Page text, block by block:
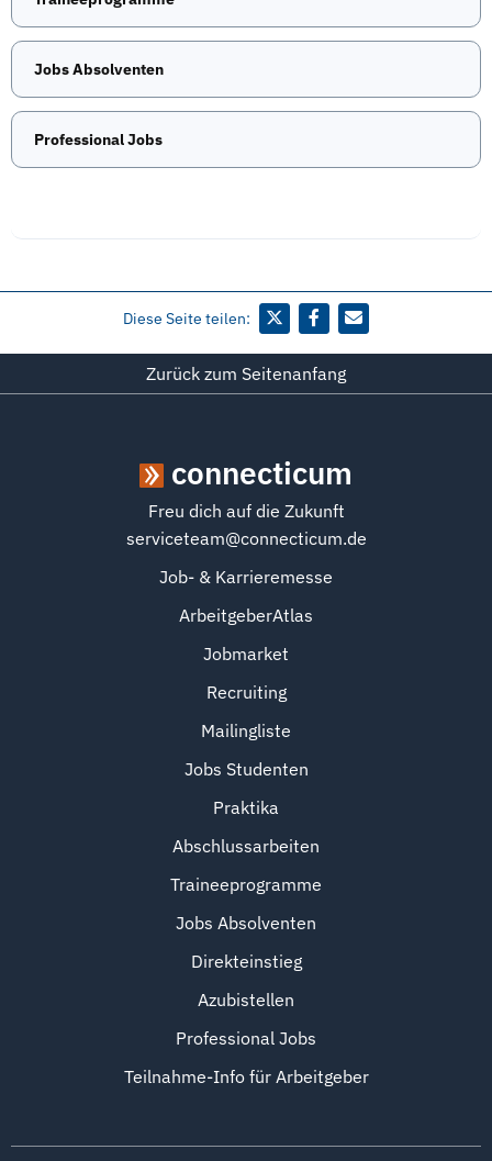
Jobs Absolventen
Professional Jobs
Diese Seite teilen:
Zurück zum Seitenanfang
connecticum
Freu dich auf die Zukunft
serviceteam@connecticum.de
Job- & Karrieremesse
ArbeitgeberAtlas
Jobmarket
Recruiting
Mailingliste
Jobs Studenten
Praktika
Abschlussarbeiten
Traineeprogramme
Jobs Absolventen
Direkteinstieg
Azubistellen
Professional Jobs
Teilnahme-Info für Arbeitgeber